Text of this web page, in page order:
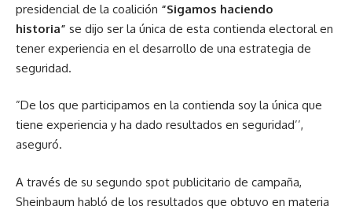
presidencial de la coalición “Sigamos haciendo
historia” se dijo ser la única de esta contienda electoral en
tener experiencia en el desarrollo de una estrategia de
seguridad.
”De los que participamos en la contienda soy la única que
tiene experiencia y ha dado resultados en seguridad’’,
aseguró.
A través de su segundo spot publicitario de campaña,
Sheinbaum habló de los resultados que obtuvo en materia